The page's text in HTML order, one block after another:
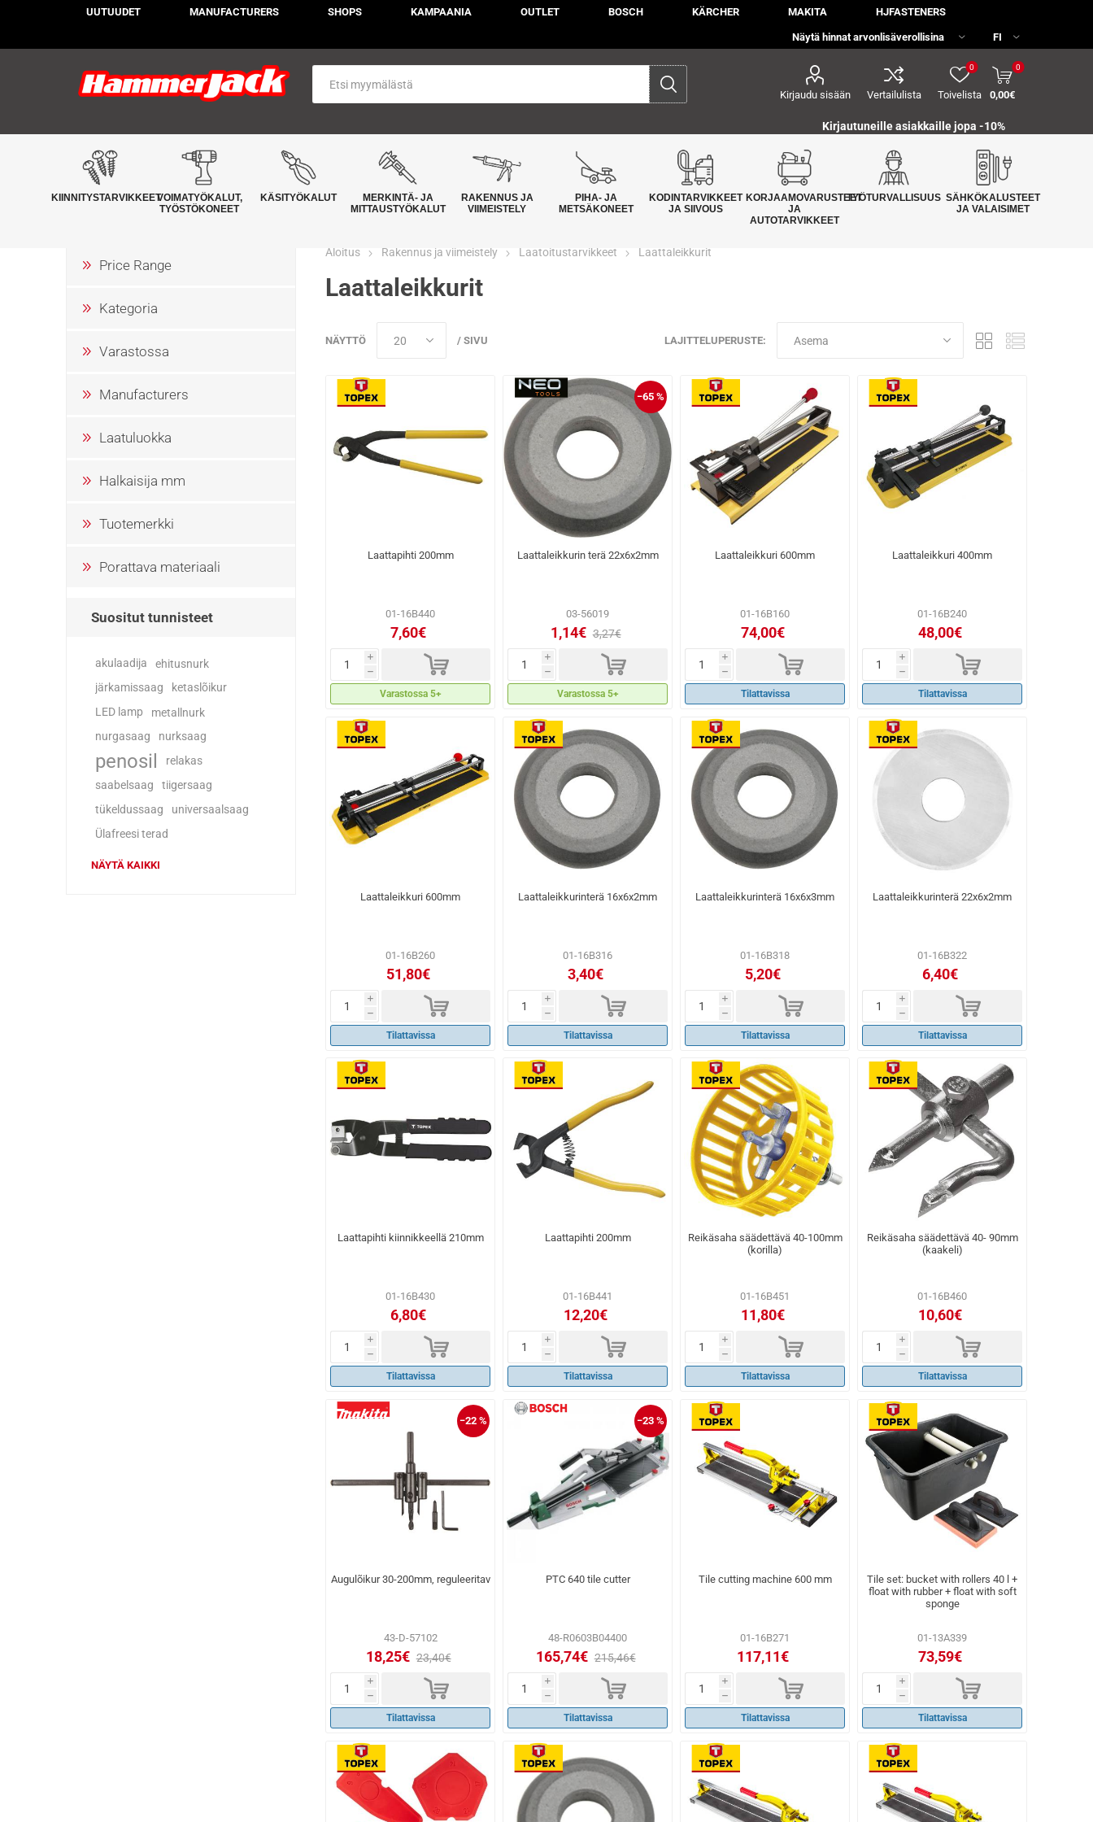
UUTUUDET MANUFACTURERS SHOPS KAMPAANIA OUTLET BOSCH KÄRCHER MAKITA HJFASTENERS
Kirjaudu sisään Vertailulista Toivelista
0 0
0,00€
Kirjautuneille asiakkaille jopa -10%
KIINNITYSTARVIKKEETVOIMATYÖKALUT,
TYÖSTÖKONEET
KÄSITYÖKALUT
MERKINTÄ- JA
MITTAUSTYÖKALUT
RAKENNUS JA
VIIMEISTELY
PIHA- JA
METSÄKONEET
KODINTARVIKKEET
JA SIIVOUS
KORJAAMOVARUSTEET
JA
AUTOTARVIKKEET
TYÖTURVALLISUUS SÄHKÖKALUSTEET
JA VALAISIMET
Aloitus Rakennus ja viimeistely Laatoitustarvikkeet Laattaleikkurit
Laattaleikkurit
LAJITTELUPERUSTE:
NÄYTTÖ / SIVU
Laattapihti 200mm
01-16B440
7,60€
i
h d
Varastossa 5+
−65 %
Laattaleikkurin terä 22x6x2mm
03-56019
1,14€ 3,27€
i
h d
Varastossa 5+
Laattaleikkuri 600mm
01-16B160
74,00€
i
h d
Tilattavissa
Laattaleikkuri 400mm
01-16B240
48,00€
i
h d
Tilattavissa
Laattaleikkuri 600mm
01-16B260
51,80€
i
h d
Tilattavissa
Laattaleikkurinterä 16x6x2mm
01-16B316
3,40€
i
h d
Tilattavissa
Laattaleikkurinterä 16x6x3mm
01-16B318
5,20€
i
h d
Tilattavissa
Laattaleikkurinterä 22x6x2mm
01-16B322
6,40€
i
h d
Tilattavissa
Laattapihti kiinnikkeellä 210mm
01-16B430
6,80€
i
h d
Tilattavissa
Laattapihti 200mm
01-16B441
12,20€
i
h d
Tilattavissa
Reikäsaha säädettävä 40-100mm
(korilla)
01-16B451
11,80€
i
h d
Tilattavissa
Reikäsaha säädettävä 40- 90mm
(kaakeli)
01-16B460
10,60€
i
h d
Tilattavissa
−22 %
Augulõikur 30-200mm, reguleeritav
43-D-57102
18,25€ 23,40€
i
h d
Tilattavissa
−23 %
PTC 640 tile cutter
48-R0603B04400
165,74€ 215,46€
i
h d
Tilattavissa
Tile cutting machine 600 mm
01-16B271
117,11€
i
h d
Tilattavissa
Tile set: bucket with rollers 40 l +
float with rubber + float with soft
sponge
01-13A339
73,59€
i
h d
Tilattavissa
Price Range
Kategoria
Varastossa
Manufacturers
Laatuluokka
Halkaisija mm
Tuotemerkki
Porattava materiaali
Suositut tunnisteet
akulaadija ehitusnurk
järkamissaag
ketaslõikur
LED lamp
metallnurk
nurgasaag nurksaag
penosil
relakas
saabelsaag
tiigersaag
tükeldussaag
universaalsaag
Ülafreesi terad
NÄYTÄ KAIKKI